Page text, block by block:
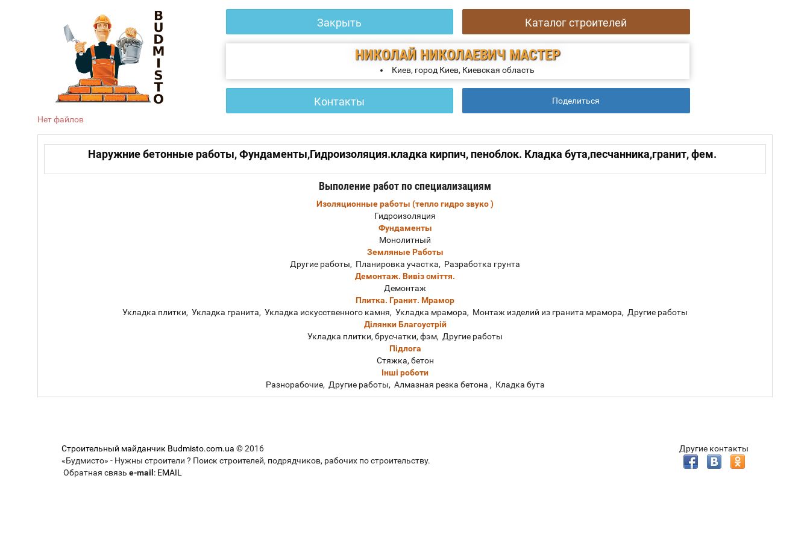
Закрыть Каталог строителей
НИКОЛАЙ НИКОЛАЕВИЧ МАСТЕР
Киев, город Киев, Киевская область
Контакты
Поделиться
Нет файлов
Наружние бетонные работы, Фундаменты,Гидроизоляция.кладка кирпич, пеноблок. Кладка бута,песчанника,гранит, фем.
Выполение работ по специализациям
Изоляционные работы (тепло гидро звуко )
Гидроизоляция
Фундаменты
Монолитный
Земляные Работы
Другие работы, Планировка участка, Разработка грунта
Демонтаж. Вивіз сміття.
Демонтаж
Плитка. Гранит. Мрамор
Укладка плитки, Укладка гранита, Укладка искусственного камня, Укладка мрамора, Монтаж изделий из гранита мрамора, Другие работы
Ділянки Благоустрій
Укладка плитки, брусчатки, фэм, Другие работы
Підлога
Стяжка, бетон
Інші роботи
Разнорабочие, Другие работы, Алмазная резка бетона , Кладка бута
Строительный майданчик Budmisto.com.ua © 2016
«Будмисто» - Нужны строители ? Поиск строителей, подрядчиков, рабочих по строительству.
Обратная связь e-mail : EMAIL
Другие контакты